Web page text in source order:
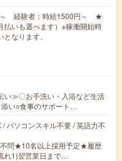
～ 経験者：時給1500円～ ★
払いも選べます）※稼働開始時
なります。
い≫〇お手洗い・入浴など生活
い○食事のサポート…
パソコンスキル不要 / 英語力不
問★10名以上採用予定★履歴
れ1)翌営業日まで…